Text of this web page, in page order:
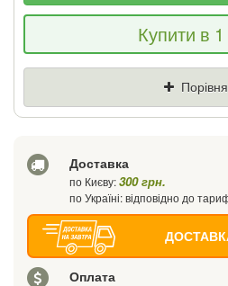
Якщо Ви знайдете товар
знизимо ціну і подаруємо %
Купити в
Доставка
по Києву:300 грн.
по Україні: відповідно до
Оплата